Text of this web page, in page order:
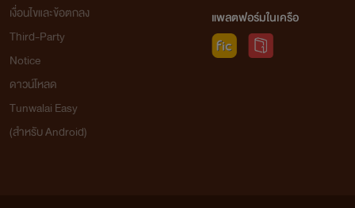
เงื่อนไขและข้อตกลง
Third-Party
Notice
ดาวน์โหลด
Tunwalai Easy
(สำหรับ Android)
แพลตฟอร์มในเครือ